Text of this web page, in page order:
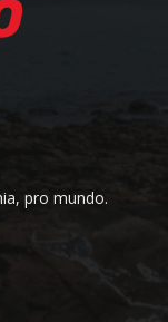
pro mundo.